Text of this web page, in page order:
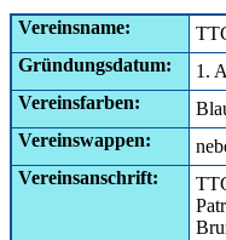
Vereinsname:
Gründungsdatum:
1.
Vereinsfarben:
Vereinswappen:
Vereinsanschrift: